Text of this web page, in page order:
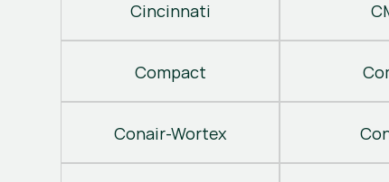
Cincinnati
Compact
Conair-Wortex